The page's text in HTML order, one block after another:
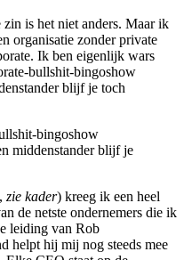
is het niet anders. Maar ik
organisatie zonder private
Ik ben eigenlijk wars
bullshit-bingoshow
blijf je toch
bingoshow
middenstander blijf je
zie kader) kreeg ik een heel
de netste ondernemers die ik
leiding van Rob
helpt hij mij nog steeds mee